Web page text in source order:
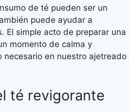
de té pueden ser un
puede ayudar a
El simple acto de preparar una
momento de calma y
necesario en nuestro ajetreado
té revigorante